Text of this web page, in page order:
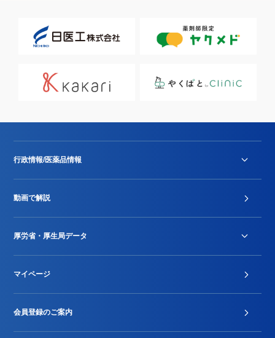
行政情報/医薬品情報
Stu-GEレポート
動画で解説
厚労省・厚生局データ
2024年度新設項目届出状況
マイページ
会員登録のご案内